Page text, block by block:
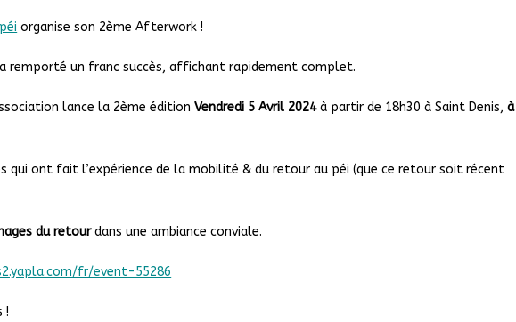
organise son 2ème Afterwork !
a remporté un franc succès, affichant rapidement complet.
lance la 2ème éditionVendredi 5 Avril 2024à partir de 18h30 à Saint Denis,à
qui ont fait l’expérience de la mobilité & du retour au péi (que ce retour soit récent
du retourdans une ambiance conviale.
fr/event-55286
!